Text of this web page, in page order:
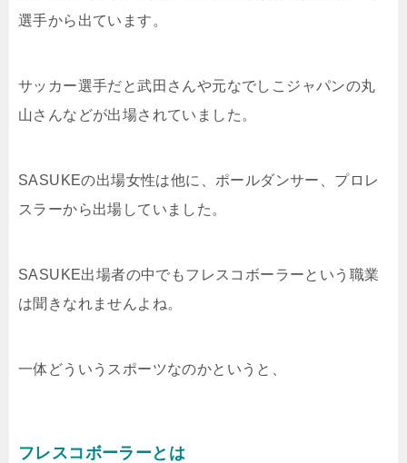
選手から出ています。
サッカー選手だと武田さんや元なでしこジャパンの丸
山さんなどが出場されていました。
SASUKEの出場女性は他に、ポールダンサー、プロレ
スラーから出場していました。
SASUKE出場者の中でもフレスコボーラーという職業
は聞きなれませんよね。
一体どういうスポーツなのかというと、
フレスコボーラーとは